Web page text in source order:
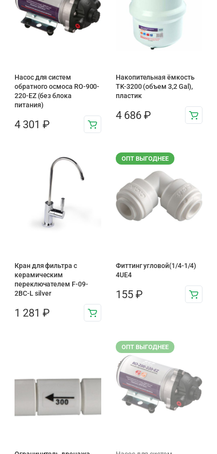
Насос для систем
обратного осмоса RO-900-
220-EZ (без блока
питания)
4 301 ₽
Накопительная ёмкость
TK-3200 (объем 3,2 Gal),
пластик
4 686 ₽
Кран для фильтра с
керамическим
переключателем F-09-
2BC-L silver
1 281 ₽
ОПТ ВЫГОДНЕЕ
Фиттинг угловой(1/4-1/4)
4UE4
155 ₽
ОПТ ВЫГОДНЕЕ